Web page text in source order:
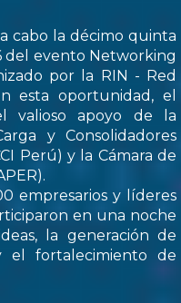
cabo la décimo quinta
del evento Networking
por la RIN - Red
esta oportunidad, el
valioso apoyo de la
y Consolidadores
Perú) y la Cámara de
empresarios y líderes
en una noche
la generación de
el fortalecimiento de